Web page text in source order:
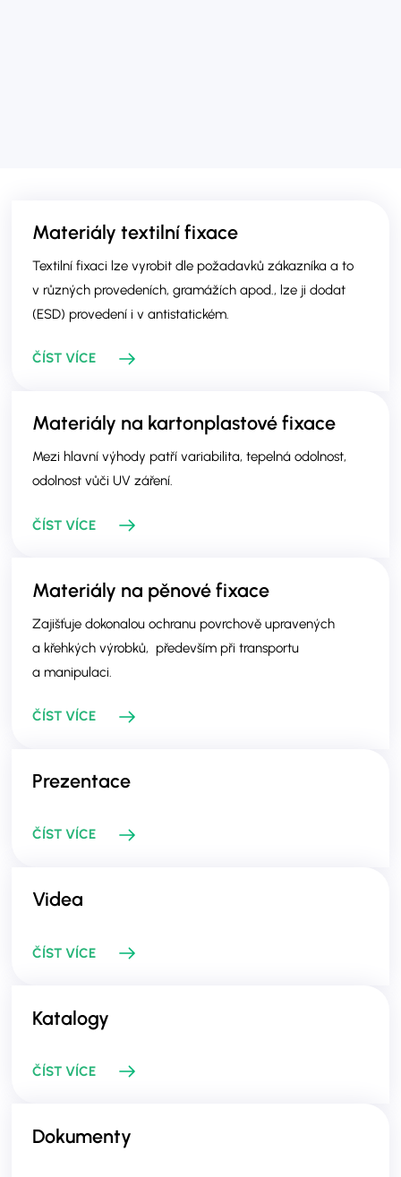
Materiály textilní fixace
Textilní fixaci lze vyrobit dle požadavků zákazníka a to
v různých provedeních, gramážích apod., lze ji dodat
(ESD) provedení i v antistatickém.
ČÍST VÍCE
Materiály na kartonplastové fixace
Mezi hlavní výhody patří variabilita, tepelná odolnost,
odolnost vůči UV záření.
ČÍST VÍCE
Materiály na pěnové fixace
Zajišťuje dokonalou ochranu povrchově upravených
a křehkých výrobků, především při transportu
a manipulaci.
ČÍST VÍCE
Prezentace
ČÍST VÍCE
Videa
ČÍST VÍCE
Katalogy
ČÍST VÍCE
Dokumenty